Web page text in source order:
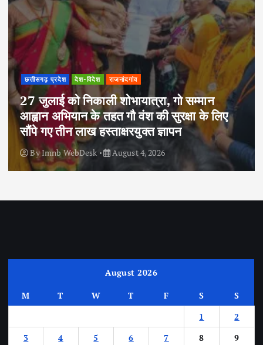
छत्तीसगढ़ प्रदेश देश-विदेश राजनांदगांव
27 जुलाई को निकाली शोभायात्रा, गो सम्मान
आह्वान अभियान के तहत गौ वंश की सुरक्षा के लिए
सौंपे गए तीन लाख हस्ताक्षरयुक्त ज्ञापन
ByImnb WebDesk August 4, 2026
August 2026
M T W T F S
S
1
2
3
4 5 6 7 8
9